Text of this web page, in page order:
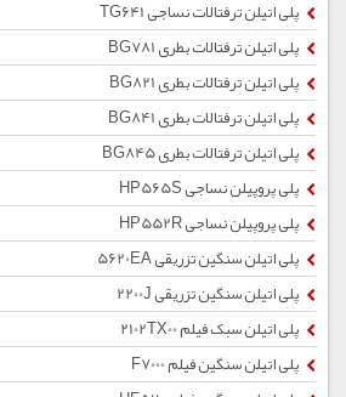
پلی اتیلن ترفتالات نساجی TG641
پلی اتیلن ترفتالات بطری BG781
پلی اتیلن ترفتالات بطری BG821
پلی اتیلن ترفتالات بطری BG841
پلی اتیلن ترفتالات بطری BG845
پلی پروپیلن نساجی HP565S
پلی پروپیلن نساجی HP552R
پلی اتیلن سنگین تزریقی 5620EA
پلی اتیلن سنگین تزریقی 2200J
پلی اتیلن سبک فیلم 2102TX00
پلی اتیلن سنگین فیلم F7000